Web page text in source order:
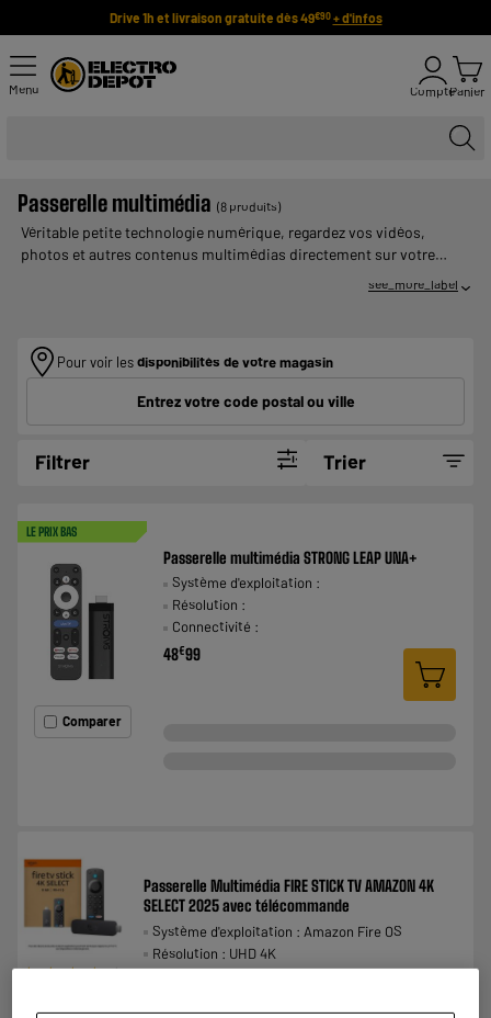
Drive 1h et livraison gratuite dès 49€90 + d'infos
Menu ComptePanier
Passerelle multimédia (8 produits)
Véritable petite technologie numérique, regardez vos vidéos,
photos et autres contenus multimédias directement sur votre
son,grâce à la passerelle multimédia. Ce petit boîtier est très
see_more_label
Pour voir lesdisponibilités de votre magasin
Entrez votre code postal ou ville
Filtrer Trier
LE PRIX BAS
Comparer
Passerelle multimédia STRONG LEAP UNA+
Système d'exploitation :
Résolution :
Connectivité :
48€99
★★★★★
★★★★★
Passerelle Multimédia FIRE STICK TV AMAZON 4K
SELECT 2025 avec télécommande
Système d'exploitation : Amazon Fire OS
Résolution : UHD 4K